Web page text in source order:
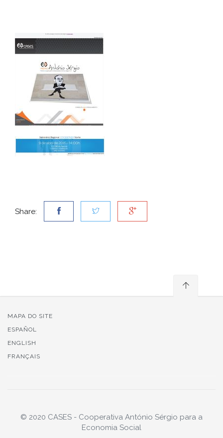
Share:
MAPA DO SITE
ESPAÑOL
ENGLISH
FRANÇAIS
© 2020 CASES - Cooperativa António Sérgio para a
Economia Social